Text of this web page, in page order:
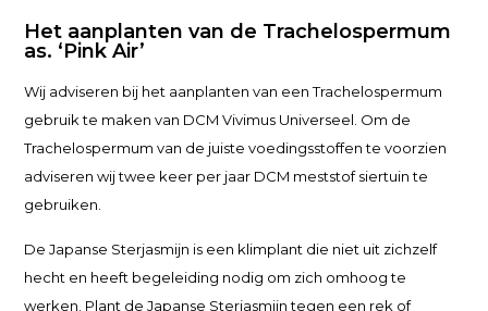
Het aanplanten van de Trachelospermum
as. ‘Pink Air’
Wij adviseren bij het aanplanten van een Trachelospermum
gebruik te maken van DCM Vivimus Universeel. Om de
Trachelospermum van de juiste voedingsstoffen te voorzien
adviseren wij twee keer per jaar DCM meststof siertuin te
gebruiken.
De Japanse Sterjasmijn is een klimplant die niet uit zichzelf
hecht en heeft begeleiding nodig om zich omhoog te
werken. Plant de Japanse Sterjasmijn tegen een rek of